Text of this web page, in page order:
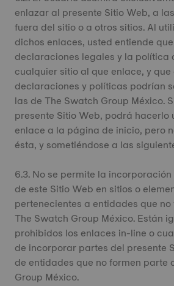
enlazar al presente Sitio Web, a
fuera del sitio o a otros sitios. Al
dichos enlaces, usted entiende
declaraciones legales y la
cualquier sitio al que enlace, y
declaraciones y políticas podrían
las de The Swatch Group México.
presente Sitio Web, podrá hacerlo
enlace a la página de inicio, pero
ésta, y sometiéndose a las
6.3. No se permite la
de este Sitio Web en sitios o
pertenecientes a entidades que
The Swatch Group México. Están
prohibidos los enlaces in-line o
de incorporar partes del presente
de entidades que no formen parte
Group México.